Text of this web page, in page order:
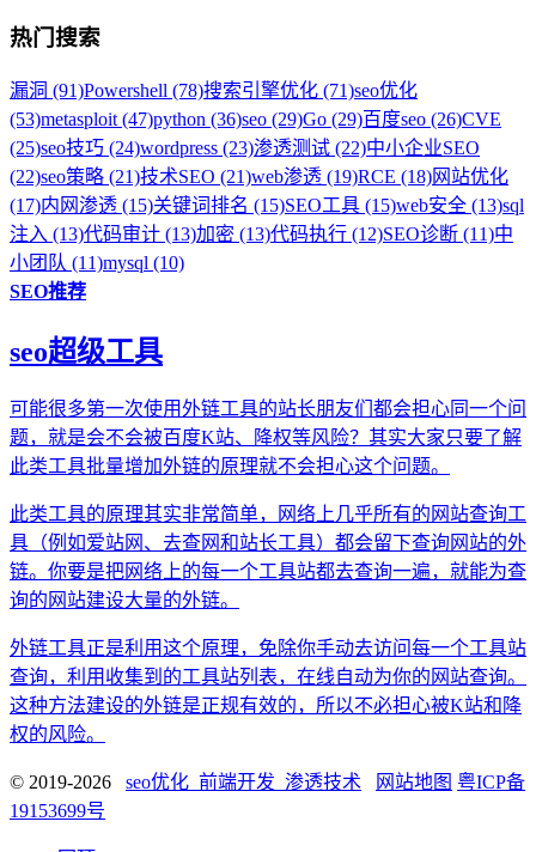
热门搜索
漏洞 (91)Powershell (78)搜索引擎优化 (71)seo优化
(53)metasploit (47)python (36)seo (29)Go (29)百度seo (26)CVE
(25)seo技巧 (24)wordpress (23)渗透测试 (22)中小企业SEO
(22)seo策略 (21)技术SEO (21)web渗透 (19)RCE (18)网站优化
(17)内网渗透 (15)关键词排名 (15)SEO工具 (15)web安全 (13)sql
注入 (13)代码审计 (13)加密 (13)代码执行 (12)SEO诊断 (11)中
小团队 (11)mysql (10)
SEO推荐
seo超级工具
可能很多第一次使用外链工具的站长朋友们都会担心同一个问
题，就是会不会被百度K站、降权等风险？其实大家只要了解
此类工具批量增加外链的原理就不会担心这个问题。
此类工具的原理其实非常简单，网络上几乎所有的网站查询工
具（例如爱站网、去查网和站长工具）都会留下查询网站的外
链。你要是把网络上的每一个工具站都去查询一遍，就能为查
询的网站建设大量的外链。
外链工具正是利用这个原理，免除你手动去访问每一个工具站
查询，利用收集到的工具站列表，在线自动为你的网站查询。
这种方法建设的外链是正规有效的，所以不必担心被K站和降
权的风险。
© 2019-2026 seo优化_前端开发_渗透技术 网站地图 粤ICP备
19153699号